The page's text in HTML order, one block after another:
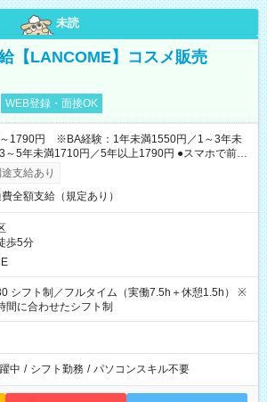
未読
【LANCOME】コスメ販売
WEB登録・面接OK
1790円 ※BA経験：1年未満1550円／1～3年未
～5年未満1710円／5年以上1790円 ●スマホで前払
、条件あり）
支給あり
全額支給（規定あり）
歩5分
） ※
間に合わせたシフト制
中 / シフト勤務 / パソコンスキル不要